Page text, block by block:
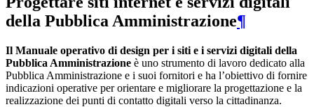
della Pubblica Amministrazione¶
Il Manuale operativo di design per i siti e i servizi digitali della
Pubblica Amministrazione è uno strumento di lavoro dedicato alla
Pubblica Amministrazione e i suoi fornitori e ha l’obiettivo di fornire
indicazioni operative per orientare e migliorare la progettazione e la
realizzazione dei punti di contatto digitali verso la cittadinanza.